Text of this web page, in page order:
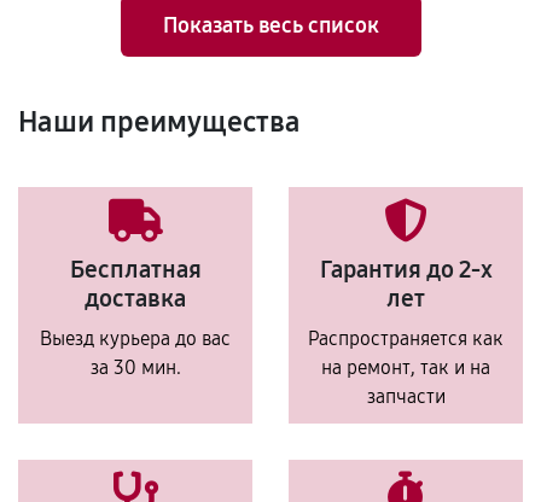
Показать весь список
Наши преимущества
Бесплатная
доставка
Выезд курьера до вас
за 30 мин.
Гарантия до 2-х
лет
Распространяется как
на ремонт, так и на
запчасти